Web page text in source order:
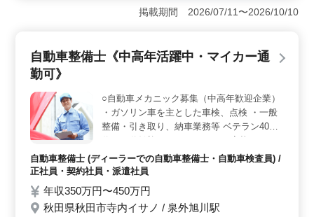
士のお仕事。 雇用形態は正社員からアルバイト・パー
ト、派遣社員と幅広くあり、週2〜3日からの勤務も受け
たり、食事介助、排泄介助、レクリエーション、リハビ
リテーションサポート、書類作成、サービス利用者の家
す。 介護経験1年以上とヘルパー2級（介護職員初任者
研修）以上の資格が必要です ＜給与条件＞ 年収は
240万円から400万円、時給は1,020円から1,700円と、給
与面でも◯。通勤手当は実費支給で、福利厚生も充実し
ています。
掲載期間 2026/07/11〜2026/10/10
自動車整備士《中高年活躍中・マイカー通
勤可》
○自動車メカニック募集（中高年歓迎企業）
・ガソリン車を主とした車検、点検 ・一般
整備・引き取り、納車業務等 ベテラン40
い。 日産ディーラーでの勤務になります。
＊週休2日制 ＊残業少なめ
自動車整備士 (ディーラーでの自動車整備士・自動車検査員) /
正社員・契約社員・派遣社員
年収350万円〜450万円
秋田県秋田市寺内イサノ / 泉外旭川駅